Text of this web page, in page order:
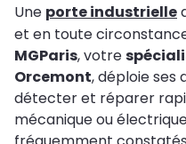
Une porte industrielle
et en toute
MGParis, votre
Orcemont, déploie ses
détecter et réparer
mécanique ou